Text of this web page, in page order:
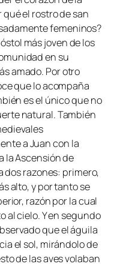
qué el rostro de san
femeninos?
más joven de los
en su
amado. Por otro
que lo acompaña
es el único que no
natural. También
a Juan con la
la Ascensión de
dos razones: primero,
alto, y por tanto se
razón por la cual
al cielo. Y en segundo
que el águila
el sol, mirándolo de
de las aves volaban